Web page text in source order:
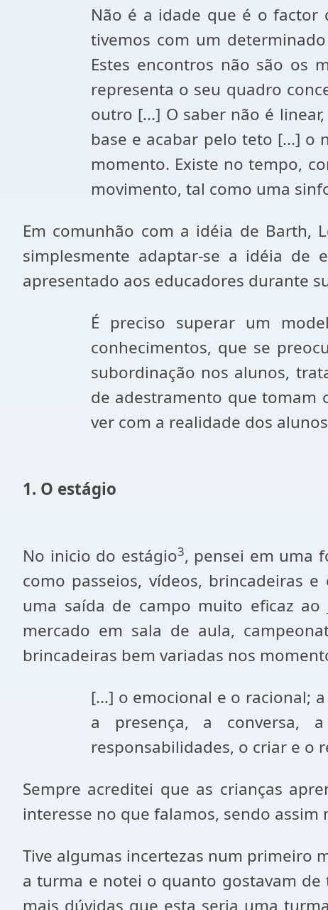
Não é a idade que é o factor
tivemos com um
Estes encontros não são os
representa o seu quadro
outro [...] O saber não é
base e acabar pelo teto [...] o
momento. Existe no tempo,
movimento, tal como uma
Em comunhão com a idéia de Barth,
simplesmente adaptar-se a idéia de
apresentado aos educadores durante
É preciso superar um
conhecimentos, que se
subordinação nos alunos,
de adestramento que tomam
ver com a realidade dos
1. O estágio
No inicio do estágio3, pensei em uma
como passeios, vídeos, brincadeiras
uma saída de campo muito eficaz
mercado em sala de aula,
brincadeiras bem variadas nos
[...] o emocional e o racional;
a presença, a conversa,
responsabilidades, o criar e o
Sempre acreditei que as crianças
interesse no que falamos, sendo
Tive algumas incertezas num primeiro
a turma e notei o quanto gostavam
mais dúvidas que esta seria uma